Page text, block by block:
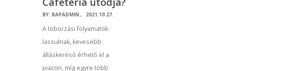
BY: BAPADMIN 2021.10.27.
A toborzási folyamatok
lassulnak, kevesebb
álláskereső érhető el a
piacon, míg egyre több